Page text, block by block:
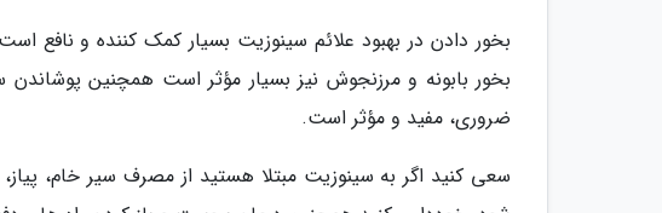
بخور دادن در بهبود علائم سینوزیت بسیار کمک کننده و
بخور بابونه و مرزنجوش نیز بسیار مؤثر است همچنین
ضروری، مفید و مؤثر است.
سعی کنید اگر به سینوزیت مبتلا هستید از مصرف سیر خام،